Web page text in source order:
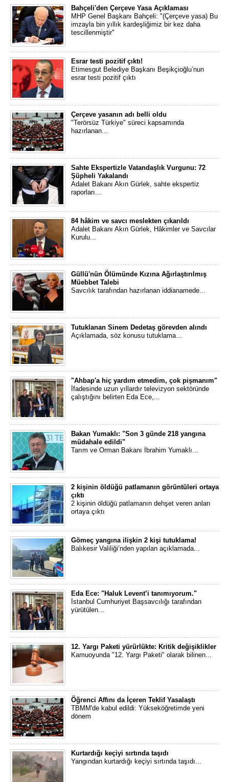
Bahçeli'den Çerçeve Yasa Açıklaması
MHP Genel Başkanı Bahçeli: "(Çerçeve yasa) Bu
imzayla bin yıllık kardeşliğimiz bir kez daha
tescillenmiştir"
Esrar testi pozitif çıktı!
Etimesgut Belediye Başkanı Beşikçioğlu’nun
esrar testi pozitif çıktı
Çerçeve yasanın adı belli oldu
"Terörsüz Türkiye" süreci kapsamında
hazırlanan...
Sahte Ekspertizle Vatandaşlık Vurgunu: 72
Şüpheli Yakalandı
Adalet Bakanı Akın Gürlek, sahte ekspertiz
raporları...
84 hâkim ve savcı meslekten çıkarıldı
Adalet Bakanı Akın Gürlek, Hâkimler ve Savcılar
Kurulu...
Güllü'nün Ölümünde Kızına Ağırlaştırılmış
Müebbet Talebi
Savcılık tarafından hazırlanan iddianamede...
Tutuklanan Sinem Dedetaş görevden alındı
Açıklamada, söz konusu tutuklama...
"Ahbap'a hiç yardım etmedim, çok pişmanım"
İfadesinde uzun yıllardır televizyon sektöründe
çalıştığını belirten Eda Ece,...
Bakan Yumaklı: "Son 3 günde 218 yangına
müdahale edildi"
Tarım ve Orman Bakanı İbrahim Yumaklı...
2 kişinin öldüğü patlamanın görüntüleri ortaya
çıktı
2 kişinin öldüğü patlamanın dehşet veren anları
ortaya çıktı
Gömeç yangına ilişkin 2 kişi tutuklama!
Balıkesir Valiliği’nden yapılan açıklamada...
Eda Ece: "Haluk Levent’i tanımıyorum."
İstanbul Cumhuriyet Başsavcılığı tarafından
yürütülen...
12. Yargı Paketi yürürlükte: Kritik değişiklikler
Kamuoyunda "12. Yargı Paketi" olarak bilinen...
Öğrenci Affını da İçeren Teklif Yasalaştı
TBMM'de kabul edildi: Yükseköğretimde yeni
dönem
Kurtardığı keçiyi sırtında taşıdı
Yangından kurtardığı keçiyi sırtında taşıdı...